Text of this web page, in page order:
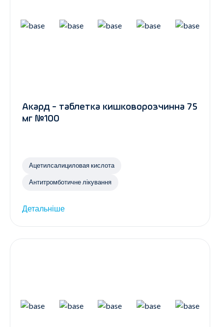
Акард - таблетка кишковорозчинна 75
мг №100
Ацетилсалициловая кислота
Антитромботичне лікування
Детальніше